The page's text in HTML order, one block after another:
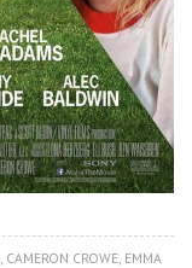
CAMERON CROWE EMMA